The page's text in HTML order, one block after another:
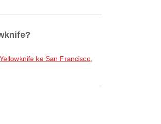
Yellowknife ke San Francisco,